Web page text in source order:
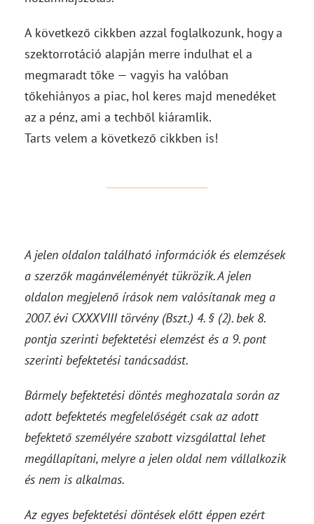
A következő cikkben azzal foglalkozunk, hogy a
szektorrotáció alapján merre indulhat el a
megmaradt tőke — vagyis ha valóban
tőkehiányos a piac, hol keres majd menedéket
az a pénz, ami a techből kiáramlik.
Tarts velem a következő cikkben is!
A jelen oldalon található információk és elemzések
a szerzők magánvéleményét tükrözik. A jelen
oldalon megjelenő írások nem valósítanak meg a
2007. évi CXXXVIII törvény (Bszt.) 4. § (2). bek 8.
pontja szerinti befektetési elemzést és a 9. pont
szerinti befektetési tanácsadást.
Bármely befektetési döntés meghozatala során az
adott befektetés megfelelőségét csak az adott
befektető személyére szabott vizsgálattal lehet
megállapítani, melyre a jelen oldal nem vállalkozik
és nem is alkalmas.
Az egyes befektetési döntések előtt éppen ezért